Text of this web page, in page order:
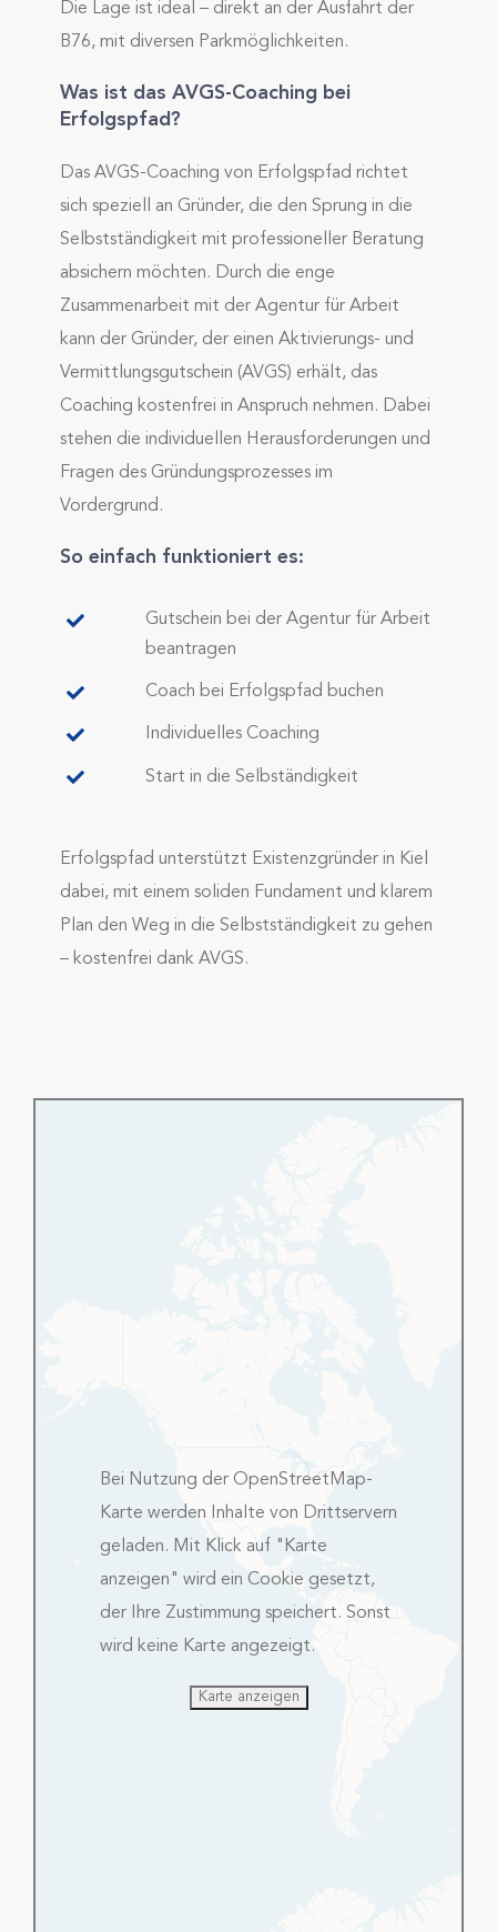
Die Lage ist ideal – direkt an der Ausfahrt der
B76, mit diversen Parkmöglichkeiten.
Was ist das AVGS-Coaching bei
Erfolgspfad?
Das AVGS-Coaching von Erfolgspfad richtet
sich speziell an Gründer, die den Sprung in die
Selbstständigkeit mit professioneller Beratung
absichern möchten. Durch die enge
Zusammenarbeit mit der Agentur für Arbeit
kann der Gründer, der einen Aktivierungs- und
Vermittlungsgutschein (AVGS) erhält, das
Coaching kostenfrei in Anspruch nehmen. Dabei
stehen die individuellen Herausforderungen und
Fragen des Gründungsprozesses im
Vordergrund.
So einfach funktioniert es:
Gutschein bei der Agentur für Arbeit
beantragen
Coach bei Erfolgspfad buchen
Individuelles Coaching
Start in die Selbständigkeit
Erfolgspfad unterstützt Existenzgründer in Kiel
dabei, mit einem soliden Fundament und klarem
Plan den Weg in die Selbstständigkeit zu gehen
– kostenfrei dank AVGS.
Bei Nutzung der OpenStreetMap-
Karte werden Inhalte von Drittservern
geladen. Mit Klick auf "Karte
anzeigen" wird ein Cookie gesetzt,
der Ihre Zustimmung speichert. Sonst
wird keine Karte angezeigt.